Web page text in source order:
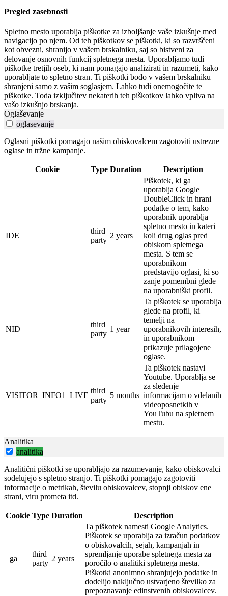
Pregled zasebnosti
Spletno mesto uporablja piškotke za izboljšanje vaše izkušnje med
navigacijo po njem. Od teh piškotkov se piškotki, ki so razvrščeni
kot obvezni, shranijo v vašem brskalniku, saj so bistveni za
delovanje osnovnih funkcij spletnega mesta. Uporabljamo tudi
piškotke tretjih oseb, ki nam pomagajo analizirati in razumeti, kako
uporabljate to spletno stran. Ti piškotki bodo v vašem brskalniku
shranjeni samo z vašim soglasjem. Lahko tudi onemogočite te
piškotke. Toda izključitev nekaterih teh piškotkov lahko vpliva na
vašo izkušnjo brskanja.
Oglaševanje
oglasevanje
Oglasni piškotki pomagajo našim obiskovalcem zagotoviti ustrezne
oglase in tržne kampanje.
Cookie Type Duration Description
IDE
third
party
2 years
Piškotek, ki ga
uporablja Google
DoubleClick in hrani
podatke o tem, kako
uporabnik uporablja
spletno mesto in kateri
koli drug oglas pred
obiskom spletnega
mesta. S tem se
uporabnikom
predstavijo oglasi, ki so
zanje pomembni glede
na uporabniški profil.
NID
third
party
1 year
Ta piškotek se uporablja
glede na profil, ki
temelji na
uporabnikovih interesih,
in uporabnikom
prikazuje prilagojene
oglase.
VISITOR_INFO1_LIVE
third
party
5 months
Ta piškotek nastavi
Youtube. Uporablja se
za sledenje
informacijam o vdelanih
videoposnetkih v
YouTubu na spletnem
mestu.
Analitika
analitika
Analitični piškotki se uporabljajo za razumevanje, kako obiskovalci
sodelujejo s spletno stranjo. Ti piškotki pomagajo zagotoviti
informacije o metrikah, številu obiskovalcev, stopnji obiskov ene
strani, viru prometa itd.
Cookie Type Duration Description
_ga
third
party
2 years
Ta piškotek namesti Google Analytics.
Piškotek se uporablja za izračun podatkov
o obiskovalcih, sejah, kampanjah in
spremljanje uporabe spletnega mesta za
poročilo o analitiki spletnega mesta.
Piškotki anonimno shranjujejo podatke in
dodelijo naključno ustvarjeno številko za
prepoznavanje edinstvenih obiskovalcev.